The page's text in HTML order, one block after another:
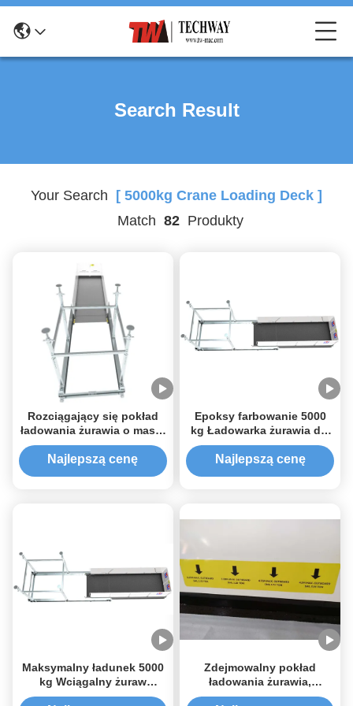
Search Result
Your Search [ 5000kg Crane Loading Deck ]
Match 82 Produkty
Rozciągający się pokład
ładowania żurawia o masie
5000 kg z farbą
epoksydową MLP2800-H
Najlepszą cenę
Epoksy farbowanie 5000
kg Ładowarka żurawia dla
placówek budowy
Najlepszą cenę
Maksymalny ładunek 5000
kg Wciągalny żuraw
Ładowanie MLP4200-H
Zdejmowalny pokład
ładowania żurawia,
platforma podnosząca